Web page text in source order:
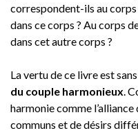
correspondent-ils au corps
dans ce corps ? Au corps
dans cet autre corps ?
La vertu de ce livre est
du couple harmonieux .
harmonie comme l’alliance
communs et de désirs